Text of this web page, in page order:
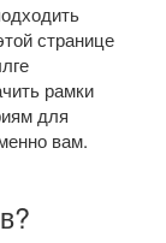
странице
рамки
для
вам.